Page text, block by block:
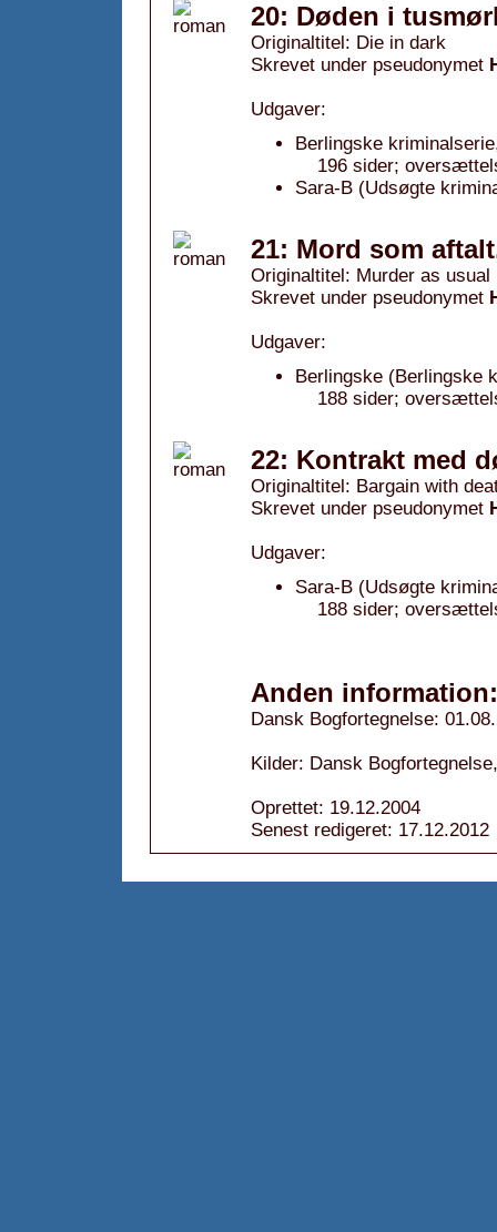
20: Døden i
Originaltitel: Die in dark
Skrevet under pseudonymet
Udgaver:
Berlingske
196 sider;
Sara-B (Udsøgte
21: Mord som
Originaltitel: Murder as usual
Skrevet under pseudonymet
Udgaver:
Berlingske (Berlingske
188 sider;
22: Kontrakt med
Originaltitel: Bargain with
Skrevet under pseudonymet
Udgaver:
Sara-B (Udsøgte
188 sider;
Anden information:
Dansk Bogfortegnelse:
Kilder: Dansk
Oprettet: 19.12.2004
Senest redigeret: 17.12.2012